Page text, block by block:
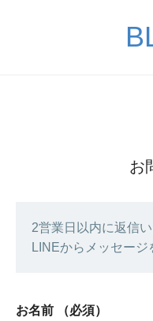
お
2営業日以内に返信
LINEからメッセー
お名前 （必須）